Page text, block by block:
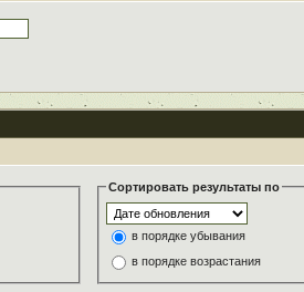
Сортировать результаты по
в порядке убывания
в порядке возрастания